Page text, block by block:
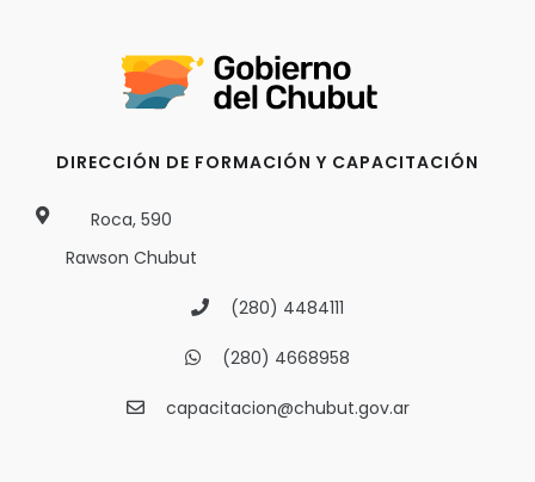
DIRECCIÓN DE FORMACIÓN Y CAPACITACIÓN
Roca, 590
Rawson Chubut
(280) 4484111
(280) 4668958
capacitacion@chubut.gov.ar